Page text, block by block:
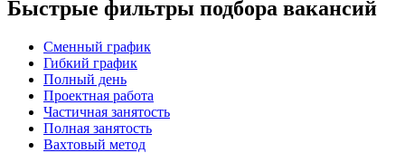
Быстрые фильтры подбора вакансий
Сменный график
Гибкий график
Полный день
Проектная работа
Частичная занятость
Полная занятость
Вахтовый метод